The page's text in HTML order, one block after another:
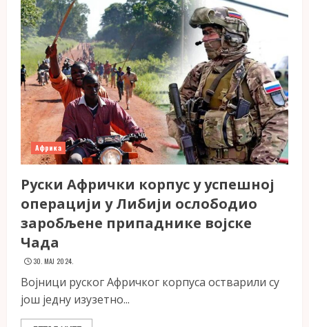
Африка
Руски Афрички корпус у успешној
операцији у Либији ослободио
заробљене припаднике војске
Чада
30. МАЈ 2024.
Војници руског Афричког корпуса остварили су
још једну изузетно...